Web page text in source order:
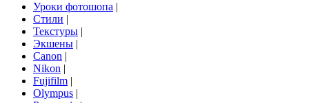
Уроки фотошопа |
Стили |
Текстуры |
Экшены |
Canon |
Nikon |
Fujifilm |
Olympus |